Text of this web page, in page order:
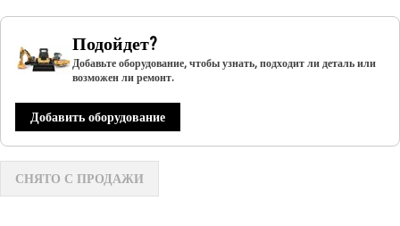
Подойдет?
Добавьте оборудование, чтобы узнать, подходит ли деталь или
возможен ли ремонт.
Добавить оборудование
СНЯТО С ПРОДАЖИ